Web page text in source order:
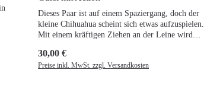
Dieses Paar ist auf einem Spaziergang, doch der
kleine Chihuahua scheint sich etwas aufzuspielen.
Mit einem kräftigen Ziehen an der Leine wird
Szene. Eine Karikatur, die perfekt für
Hundeliebhaber ist, die ihre vierbeinigen Freunde
Regulärer Preis:
30,00 €
Preise inkl. MwSt. zzgl. Versandkosten